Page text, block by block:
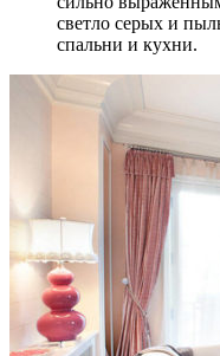
светло серых и
спальни и кухни.